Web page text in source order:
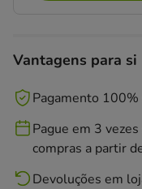
Vantagens para si
Pagamento 100%
Pague em 3
compras a partir
Devoluções em